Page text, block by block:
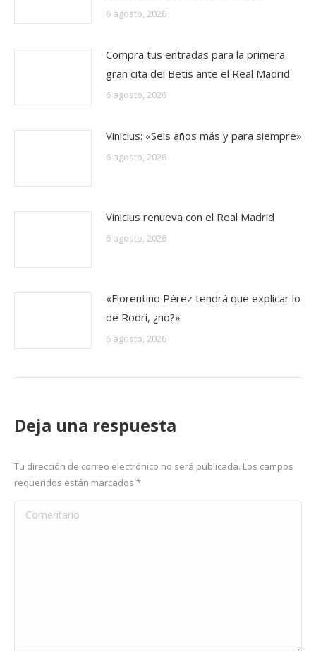
6 agosto, 2026
Compra tus entradas para la primera
gran cita del Betis ante el Real Madrid
6 agosto, 2026
Vinicius: «Seis años más y para siempre»
6 agosto, 2026
Vinicius renueva con el Real Madrid
6 agosto, 2026
«Florentino Pérez tendrá que explicar lo
de Rodri, ¿no?»
6 agosto, 2026
Deja una respuesta
Tu dirección de correo electrónico no será publicada. Los campos
requeridos están marcados *
Comentario